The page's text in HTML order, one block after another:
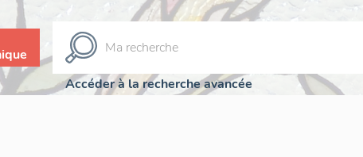
Accéder à la recherche avancée